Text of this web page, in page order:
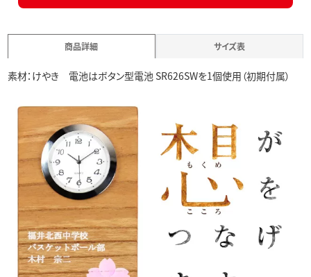
商品詳細 サイズ表
素材：けやき 電池はボタン型電池 SR626SWを1個使用（初期付属）